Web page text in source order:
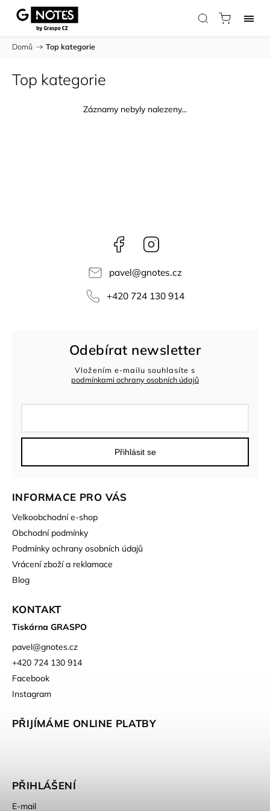
Domů / Top kategorie
Top kategorie
Záznamy nebyly nalezeny...
Facebook
pavel@gnotes.cz
+420 724 130 914
INFORMACE PRO VÁS
Velkoobchodní e-shop
Obchodní podmínky
Podmínky ochrany osobních údajů
Vrácení zboží a reklamace
Blog
KONTAKT
Tiskárna GRASPO
pavel@gnotes.cz
+420 724 130 914
Facebook
Instagram
PŘIJÍMÁME ONLINE PLATBY
PŘIHLÁŠENÍ
E-mail
Odebírat newsletter
Vložením e-mailu souhlasíte s
podmínkami ochrany osobních údajů
Přihlásit se